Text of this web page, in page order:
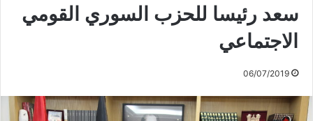
سعد رئيسا للحزب السوري القومي
الاجتماعي
06/07/2019